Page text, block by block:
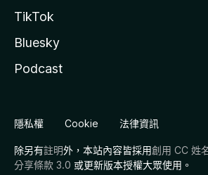
TikTok
Bluesky
Podcast
隱私權 Cookie 法律資訊
除另有註明外，本站內容皆採用創用 CC 姓
分享條款 3.0 或更新版本授權大眾使用。